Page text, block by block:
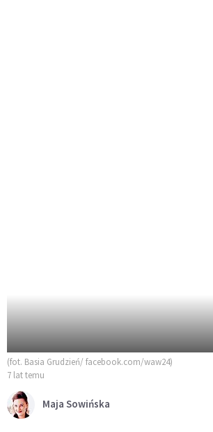
(fot. Basia Grudzień/ facebook.com/waw24)
7 lat temu
Maja Sowińska